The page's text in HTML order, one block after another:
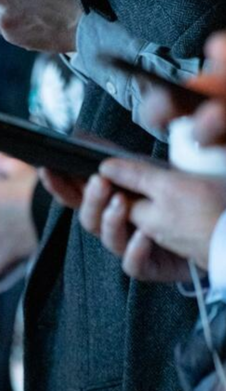
Agenda
MIJN GROENLINKS